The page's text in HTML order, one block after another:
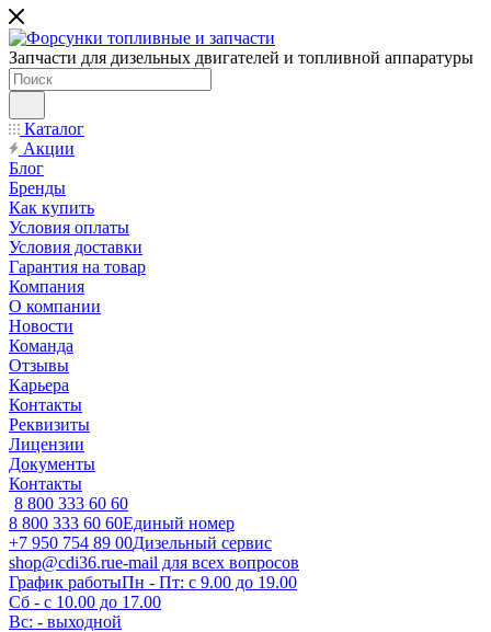
Запчасти для дизельных двигателей и топливной аппаратуры
Каталог
Акции
Блог
Бренды
Как купить
Условия оплаты
Условия доставки
Гарантия на товар
Компания
О компании
Новости
Команда
Отзывы
Карьера
Контакты
Реквизиты
Лицензии
Документы
Контакты
8 800 333 60 60
8 800 333 60 60Единый номер
+7 950 754 89 00Дизельный сервис
shop@cdi36.rue-mail для всех вопросов
График работыПн - Пт: с 9.00 до 19.00
Сб - с 10.00 до 17.00
Вс: - выходной